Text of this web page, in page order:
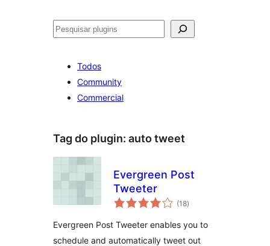
Pesquisar
Todos
Community
Commercial
Tag do plugin: auto tweet
Evergreen Post
Tweeter
(18total
de
)
Evergreen Post Tweeter enables you to
schedule and automatically tweet out